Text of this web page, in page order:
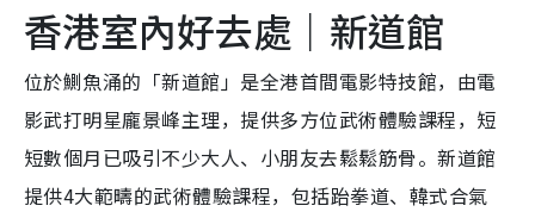
香港室內好去處｜新道館
位於鰂魚涌的「新道館」是全港首間電影特技館，由電
影武打明星龐景峰主理，提供多方位武術體驗課程，短
短數個月已吸引不少大人、小朋友去鬆鬆筋骨。新道館
提供4大範疇的武術體驗課程，包括跆拳道、韓式合氣